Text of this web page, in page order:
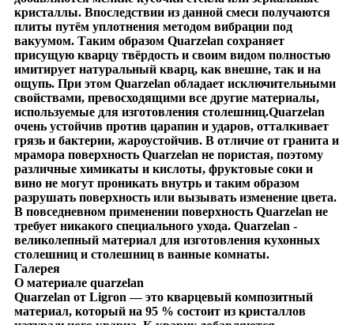
кристаллы. Впоследствии из данной смеси получаются
плиты путём уплотнения методом вибрации под
вакуумом. Таким образом Quarzelan сохраняет
присущую кварцу твёрдость и своим видом полностью
имитирует натуральный кварц, как внешне, так и на
ощупь. При этом Quarzelan обладает исключительными
свойствами, превосходящими все другие материалы,
используемые для изготовления столешниц.Quarzelan
очень устойчив против царапин и ударов, отталкивает
грязь и бактерии, жароустойчив. В отличие от гранита и
мрамора поверхность Quarzelan не пористая, поэтому
различные химикаты и кислоты, фруктовые соки и
вино не могут проникать внутрь и таким образом
разрушать поверхность или вызывать изменение цвета.
В повседневном применении поверхность Quarzelan не
требует никакого специального ухода. Quarzelan -
великолепный материал для изготовления кухонных
столешниц и столешниц в ванные комнаты.
Галерея
О материале quarzelan
Quarzelan от Ligron — это кварцевый композитный
материал, который на 95 % состоит из кристаллов